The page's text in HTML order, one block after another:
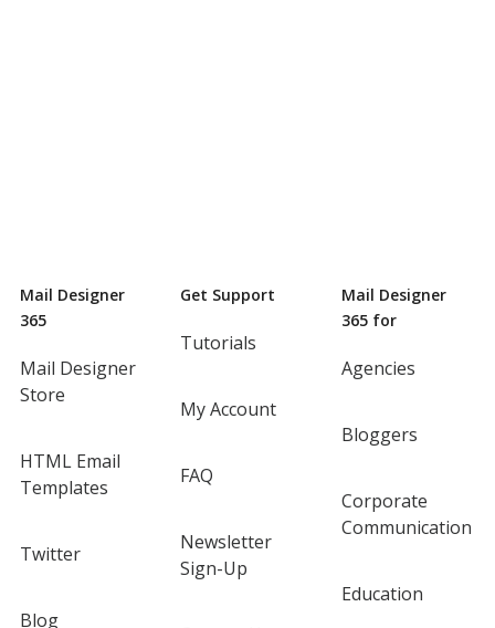
Mail Designer
365
Mail Designer
Store
HTML Email
Templates
Twitter
Blog
Get Support
Tutorials
My Account
FAQ
Newsletter
Sign-Up
Mail Designer
365 for
Agencies
Bloggers
Corporate
Communication
Education